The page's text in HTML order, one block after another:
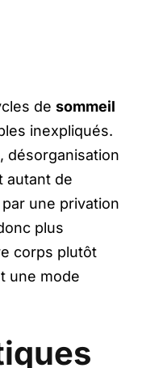
de sommeil
inexpliqués.
désorganisation
autant de
une privation
plus
corps plutôt
une mode